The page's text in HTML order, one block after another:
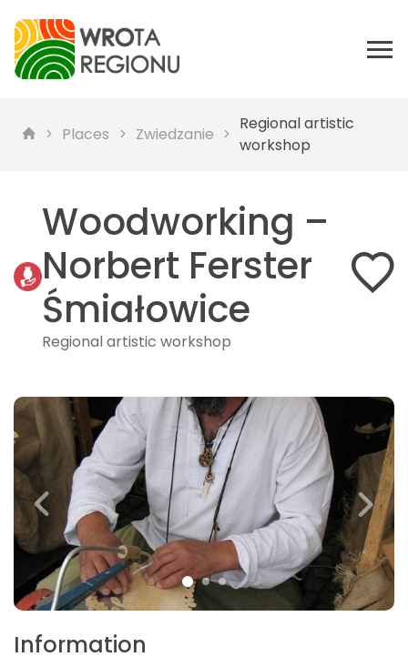
Places Zwiedzanie
Regional artistic
workshop
Woodworking –
Norbert Ferster
Śmiałowice
Regional artistic workshop
Information